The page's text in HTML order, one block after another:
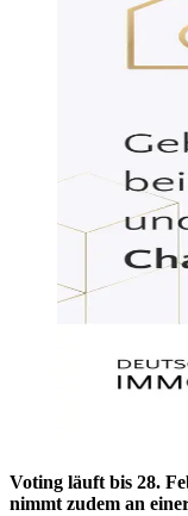
Voting läuft bis 28.
nimmt zudem an